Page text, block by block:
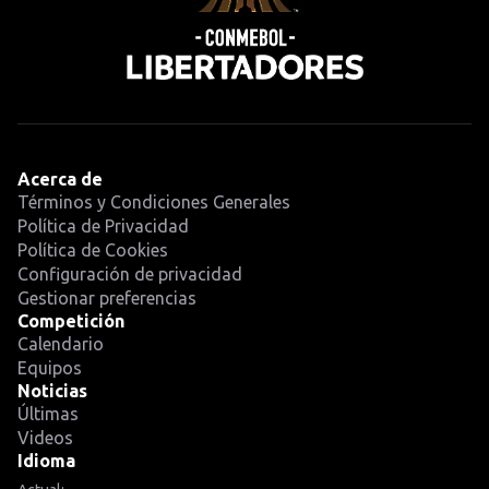
Acerca de
Términos y Condiciones Generales
Política de Privacidad
Política de Cookies
Configuración de privacidad
Gestionar preferencias
Competición
Calendario
Equipos
Noticias
Últimas
Videos
Idioma